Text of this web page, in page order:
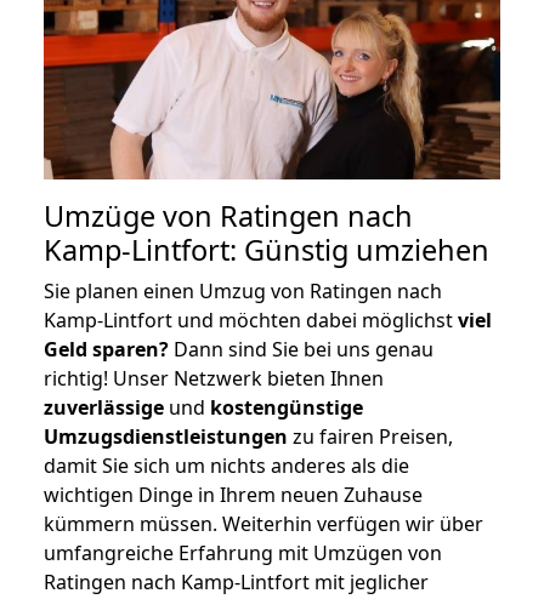
Umzüge von Ratingen nach
Kamp-Lintfort: Günstig umziehen
Sie planen einen Umzug von Ratingen nach
Kamp-Lintfort und möchten dabei möglichstviel
Geld sparen? Dann sind Sie bei uns genau
richtig! Unser Netzwerk bieten Ihnen
zuverlässige und kostengünstige
Umzugsdienstleistungen zu fairen Preisen,
damit Sie sich um nichts anderes als die
wichtigen Dinge in Ihrem neuen Zuhause
kümmern müssen. Weiterhin verfügen wir über
umfangreiche Erfahrung mit Umzügen von
Ratingen nach Kamp-Lintfort mit jeglicher